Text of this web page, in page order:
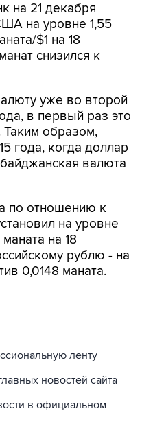
на 21 декабря
на уровне 1,55
$1 на 18
снизился к
уже во второй
в первый раз это
образом,
года, когда доллар
валюта
по отношению к
на уровне
на 18
рублю - на
0,0148 маната.
ленту
новостей сайта
в официальном